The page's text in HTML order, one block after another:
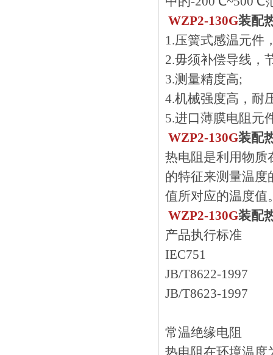
WZP2-130G装配
1.压簧式感温元件
2.毋须补偿导线，
3.测量精度高;
4.机械强度高，
5.进口薄膜电阻元件
WZP2-130G装配
热电阻是利用物质
的特征来测量温度
值所对应的温度值
WZP2-130G装配
产品执行标准
IEC751
JB/T8622-1997
JB/T8623-1997
常温绝缘电阻
热电阻在环境温度